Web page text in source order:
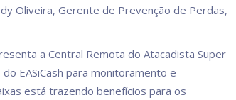
Oliveira, Gerente de Prevenção de Perdas,
a Central Remota do Atacadista Super
EASiCash para monitoramento e
está trazendo benefícios para os